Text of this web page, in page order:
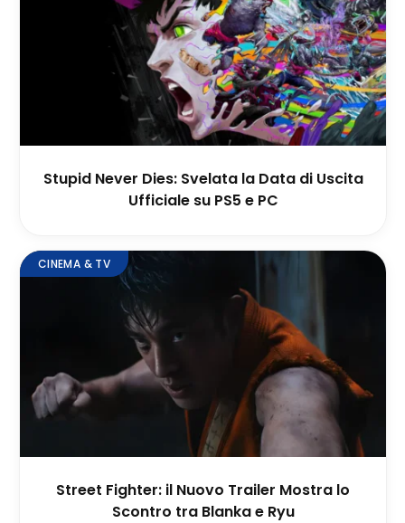
Stupid Never Dies: Svelata la Data di Uscita
Ufficiale su PS5 e PC
CINEMA & TV
Street Fighter: il Nuovo Trailer Mostra lo
Scontro tra Blanka e Ryu